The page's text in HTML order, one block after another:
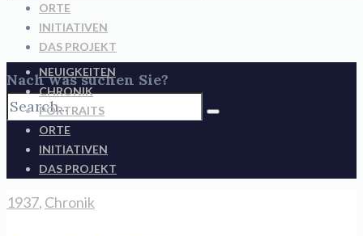
ORTE
INITIATIVEN
DAS PROJEKT
Nach was suchen Sie?
NEUIGKEITEN
CHRONIK
PORTRAITS
ORTE
INITIATIVEN
DAS PROJEKT
1937, Chronik